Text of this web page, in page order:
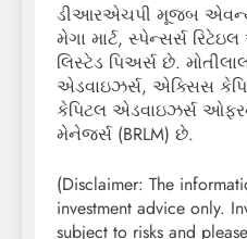
ડીઆરએચપી મૂજબ એવન્યુ
મેગા માર્ટ, સ્પેન્સર્સ
લિસ્ટેડ પિઅર્સ છે.
એડવાઇઝર્સ, એક્સિસ
કેપિટલ એડવાઇઝર્સ
મેનેજર્સ (BRLM) છે.
(Disclaimer: The
investment advice only.
subject to risks and